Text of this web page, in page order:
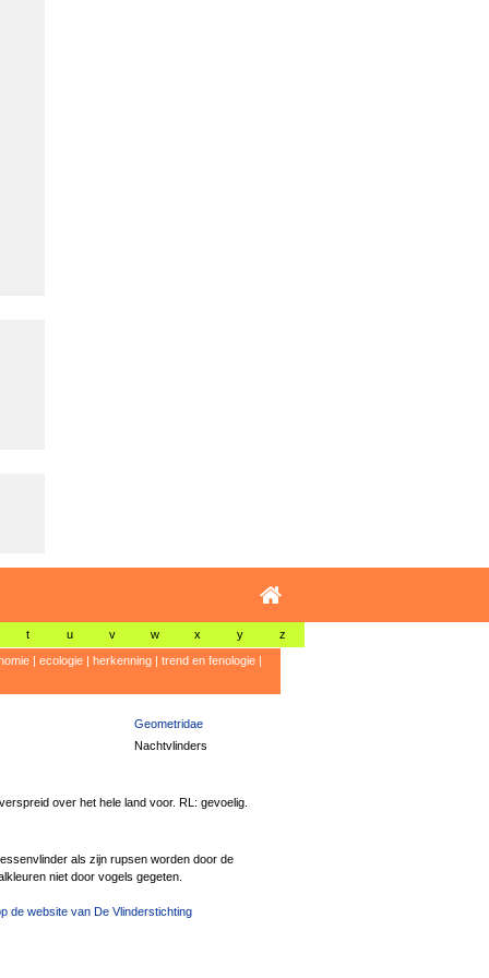
t u v w x y z
| ecologie| herkenning| trend en fenologie|
Geometridae
Nachtvlinders
over het hele land voor. RL: gevoelig.
als zijn rupsen worden door de
niet door vogels gegeten.
de website van De Vlinderstichting